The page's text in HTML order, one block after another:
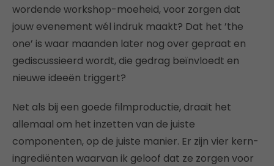
wordende workshop-moeheid, voor zorgen dat
jouw evenement wél indruk maakt? Dat het ’the
one’ is waar maanden later nog over gepraat en
gediscussieerd wordt, die gedrag beïnvloedt en
nieuwe ideeën triggert?
Net als bij een goede filmproductie, draait het
allemaal om het inzetten van de juiste
componenten, op de juiste manier. Er zijn vier kern-
ingrediënten waarvan ik geloof dat ze zorgen voor